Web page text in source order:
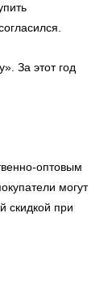
За этот год
оптовым
могут
скидкой при